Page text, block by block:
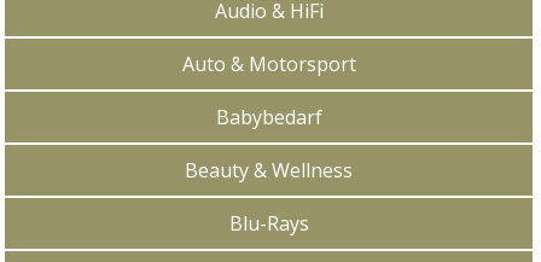
Audio & HiFi
Auto & Motorsport
Babybedarf
Beauty & Wellness
Blu-Rays